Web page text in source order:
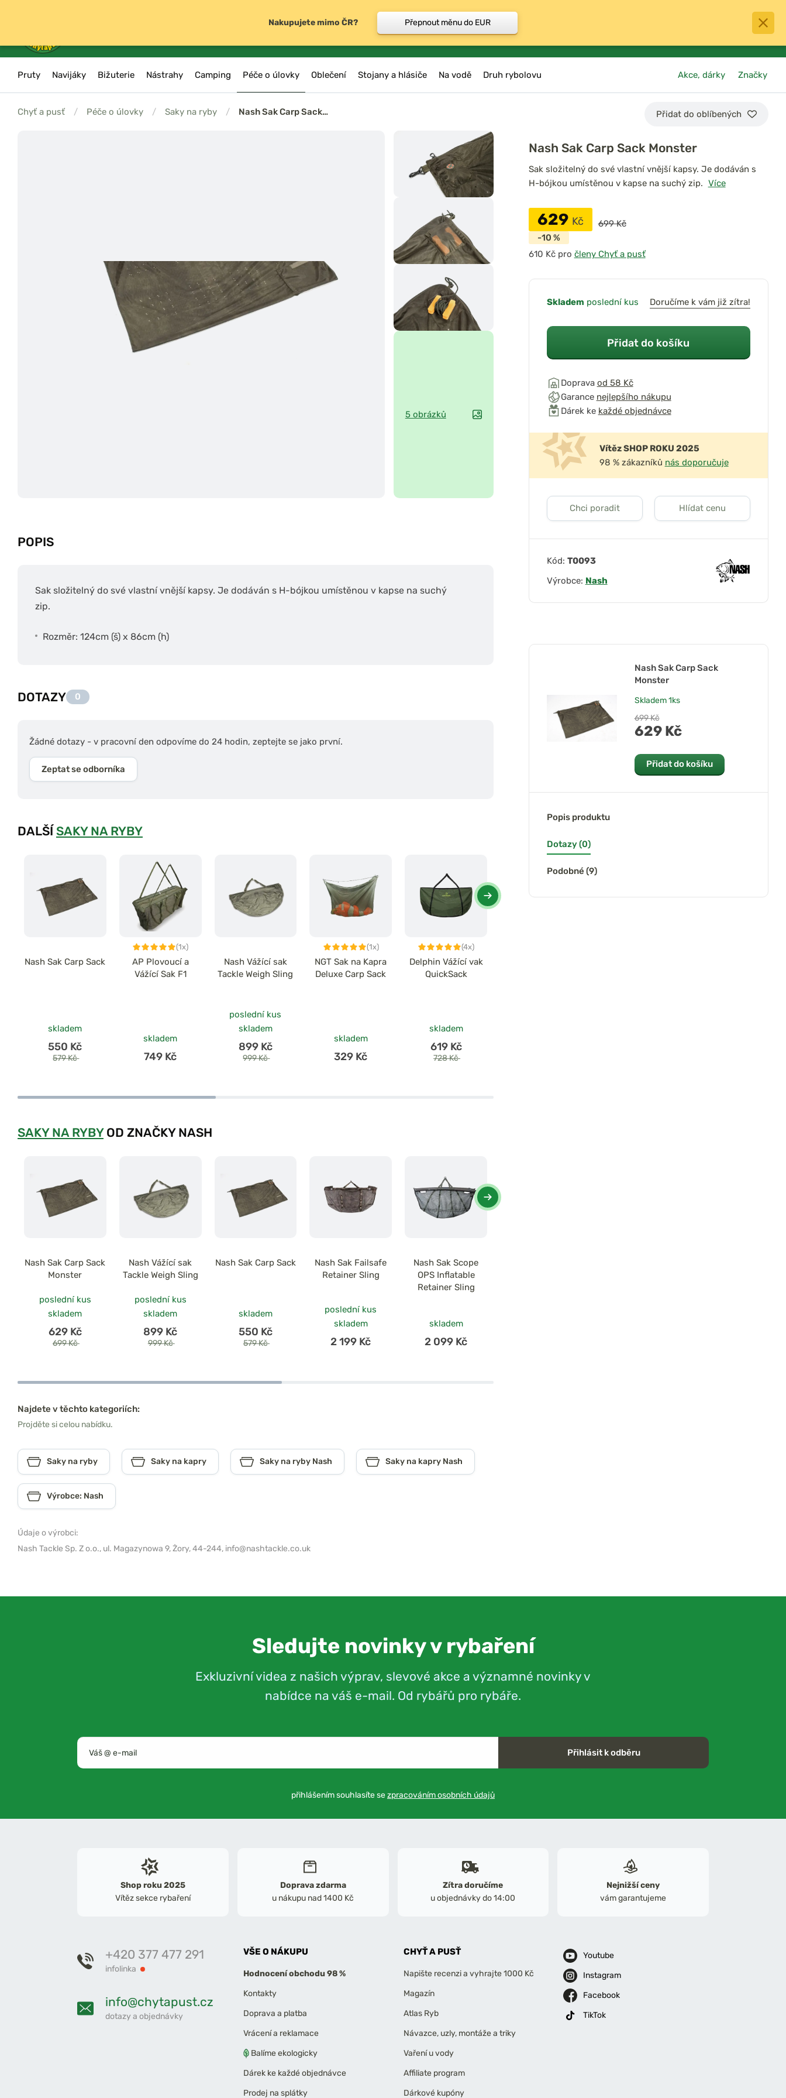
0
košík
Pruty Navijáky Bižuterie Nástrahy Camping Péče o úlovky Oblečení Stojany a hlásiče Na vodě Druh rybolovu Akce, dárky Značky
Chyť a pusť / Péče o úlovky / Saky na ryby / Nash Sak Carp Sack… Přidat do oblíbených
5 obrázků
POPIS
Sak složitelný do své vlastní vnější kapsy. Je dodáván s H-bójkou umístěnou v kapse na suchý
zip.
Rozměr: 124cm (š) x 86cm (h)
DOTAZY 0
Žádné dotazy - v pracovní den odpovíme do 24 hodin, zeptejte se jako první.
Zeptat se odborníka
DALŠÍ SAKY NA RYBY
Nash Sak Carp Sack
skladem
550 Kč
579 Kč
(1x)
AP Plovoucí a
Vážící Sak F1
skladem
749 Kč
Nash Vážící sak
Tackle Weigh Sling
poslední kus
skladem
899 Kč
999 Kč
(1x)
NGT Sak na Kapra
Deluxe Carp Sack
skladem
329 Kč
(4x)
Delphin Vážící vak
QuickSack
skladem
619 Kč
728 Kč
SAKY NA RYBYOD ZNAČKY NASH
Nash Sak Carp Sack
Monster
poslední kus
skladem
629 Kč
699 Kč
Nash Vážící sak
Tackle Weigh Sling
poslední kus
skladem
899 Kč
999 Kč
Nash Sak Carp Sack
skladem
550 Kč
579 Kč
Nash Sak Failsafe
Retainer Sling
poslední kus
skladem
2 199 Kč
Nash Sak Scope
OPS Inflatable
Retainer Sling
skladem
2 099 Kč
Najdete v těchto kategoriích:
Projděte si celou nabídku.
Saky na ryby Saky na kapry Saky na ryby Nash Saky na kapry Nash
Výrobce: Nash
Údaje o výrobci:
Nash Tackle Sp. Z o.o., ul. Magazynowa 9, Żory, 44-244, info@nashtackle.co.uk
Nash Sak Carp Sack Monster
Sak složitelný do své vlastní vnější kapsy. Je dodáván s
H-bójkou umístěnou v kapse na suchý zip. Více
629 Kč
699 Kč
-10 %
pro členy Chyť a pusť
Skladem poslední kus Doručíme k vám již zítra!
Přidat do košíku
Doprava od 58 Kč
Garance nejlepšího nákupu
Dárek ke každé objednávce
Vítěz SHOP ROKU 2025
98 % zákazníků nás doporučuje
Chci poradit Hlídat cenu
Kód: T0093
Výrobce: Nash
Nash Sak Carp Sack
Monster
Skladem1ks
699 Kč
629 Kč
Přidat do košíku
Popis produktu
Dotazy (0)
Podobné (9)
Sledujte novinky v rybaření
Exkluzivní videa z našich výprav, slevové akce a významné novinky v
nabídce na váš e-mail. Od rybářů pro rybáře.
Přihlásit k odběru
přihlášením souhlasíte sezpracováním osobních údajů
Shop roku 2025
Vítěz sekce rybaření
Doprava zdarma
u nákupu nad 1400 Kč
Zítra doručíme
u objednávky do 14:00
Nejnižší ceny
vám garantujeme
+420 377 477 291
infolinka
info@chytapust.cz
dotazy a objednávky
VŠE O NÁKUPU
Hodnocení obchodu 98 %
Kontakty
Doprava a platba
Vrácení a reklamace
Balíme ekologicky
Dárek ke každé objednávce
Prodej na splátky
CHYŤ A PUSŤ
Napište recenzi a vyhrajte 1000 Kč
Magazín
Atlas Ryb
Návazce, uzly, montáže a triky
Vaření u vody
Affiliate program
Dárkové kupóny
Youtube
Instagram
Facebook
TikTok
Nakupujete mimo ČR? Přepnout měnu do EUR